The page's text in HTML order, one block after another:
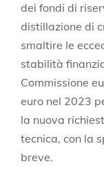
dei fondi di
distillazione di
smaltire le
stabilità
Commissione
euro nel 2023
la nuova
tecnica, con la
breve.